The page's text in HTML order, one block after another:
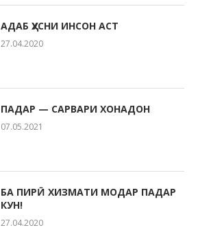
АДАБ ҲУСНИ ИНСОН АСТ
27.04.2020
ПАДАР — САРВАРИ ХОНАДОН
07.05.2021
БА ПИРӢ ХИЗМАТИ МОДАР ПАДАР
КУН!
27.04.2020